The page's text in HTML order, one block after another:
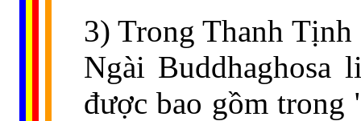
3) Trong Thanh
Ngài
được bao gồm trong